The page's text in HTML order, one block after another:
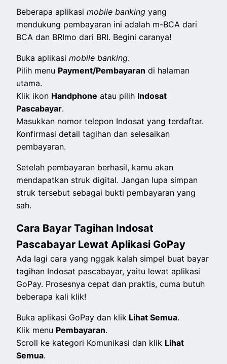
Beberapa aplikasimobile bankingyang
mendukung pembayaran ini adalah m-BCA dari
BCA dan BRImo dari BRI. Begini caranya!
Buka aplikasimobile banking.
Pilih menu Payment/Pembayaran di halaman
utama.
Klik ikon Handphone atau pilih Indosat
Pascabayar.
Masukkan nomor telepon Indosat yang terdaftar.
Konfirmasi detail tagihan dan selesaikan
pembayaran.
Setelah pembayaran berhasil, kamu akan
mendapatkan struk digital. Jangan lupa simpan
struk tersebut sebagai bukti pembayaran yang
sah.
Cara Bayar Tagihan Indosat
Pascabayar Lewat Aplikasi GoPay
Ada lagi cara yang nggak kalah simpel buat bayar
tagihan Indosat pascabayar, yaitu lewat aplikasi
GoPay. Prosesnya cepat dan praktis, cuma butuh
beberapa kali klik!
Buka aplikasi GoPay dan klik Lihat Semua.
Klik menu Pembayaran.
Scroll ke kategori Komunikasi dan klik Lihat
Semua.